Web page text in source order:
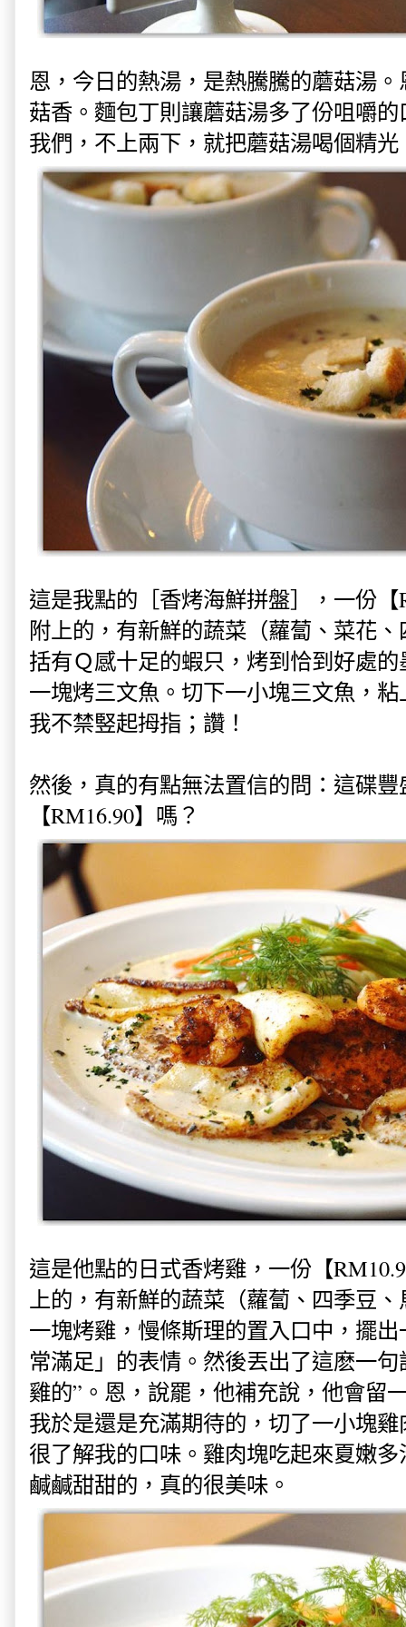
恩，今日的熱湯，是熱騰騰的蘑菇湯
菇香。麵包丁則讓蘑菇湯多了份咀嚼
我們，不上兩下，就把蘑菇湯喝個精光
這是我點的［香烤海鮮拼盤］，一份
附上的，有新鮮的蔬菜（蘿蔔、菜花
括有Ｑ感十足的蝦只，烤到恰到好處
一塊烤三文魚。切下一小塊三文魚，
我不禁竪起拇指；讚！
然後，真的有點無法置信的問：這碟
【RM16.90】嗎？
這是他點的日式香烤雞，一份 【
上的，有新鮮的蔬菜（蘿蔔、四季豆
一塊烤雞，慢條斯理的置入口中，擺出
常滿足 」的表情。然後丟出了這麽一
雞的”。恩，說罷，他補充說，他會留
我於是還是充滿期待的，切了一小塊
很了解我的口味。雞肉塊吃起來夏嫩
鹹鹹甜甜的，真的很美味。